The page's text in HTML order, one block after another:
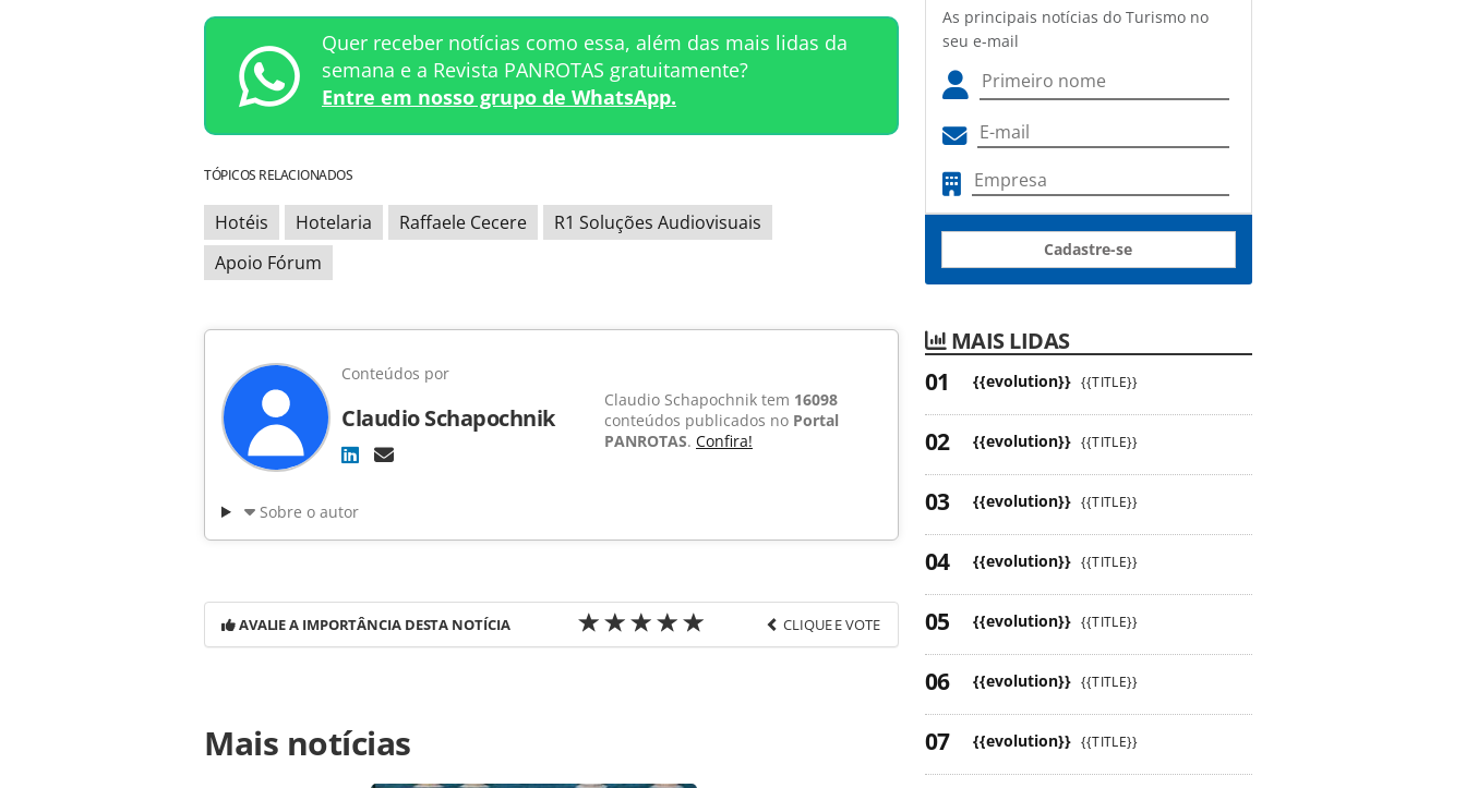
Quer receber notícias como essa, além das mais lidas da
semana e a Revista PANROTAS gratuitamente?
Entre em nosso grupo de WhatsApp.
TÓPICOS RELACIONADOS
Hotéis Hotelaria Raffaele Cecere
R1 Soluções Audiovisuais
Apoio Fórum
Conteúdos por
Claudio Schapochnik
Claudio Schapochnik tem 16098
conteúdos publicados no Portal
PANROTAS. Confira!
Sobre o autor
AVALIE A IMPORTÂNCIA DESTA NOTÍCIA CLIQUE E VOTE
https://www.panrotas.com.br/noticia-turismo/eventos/2015/02/r1-tem-plano-de-
expansao-e-quer-mais-hoteis_110848.html ou as ferramentas oferecidas na página.
Mais notícias
As principais notícias do Turismo no
seu e-mail
Cadastre-se
MAIS LIDAS
{{evolution}} {{TITLE}}
{{evolution}} {{TITLE}}
{{evolution}} {{TITLE}}
{{evolution}} {{TITLE}}
{{evolution}} {{TITLE}}
{{evolution}} {{TITLE}}
{{evolution}} {{TITLE}}